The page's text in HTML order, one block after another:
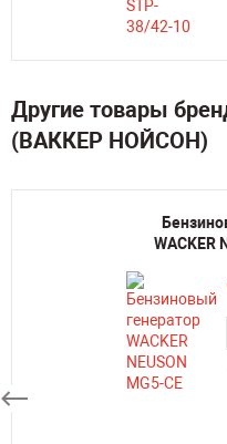
Другие товары
(ВАККЕР НОЙСОН)
WACKER